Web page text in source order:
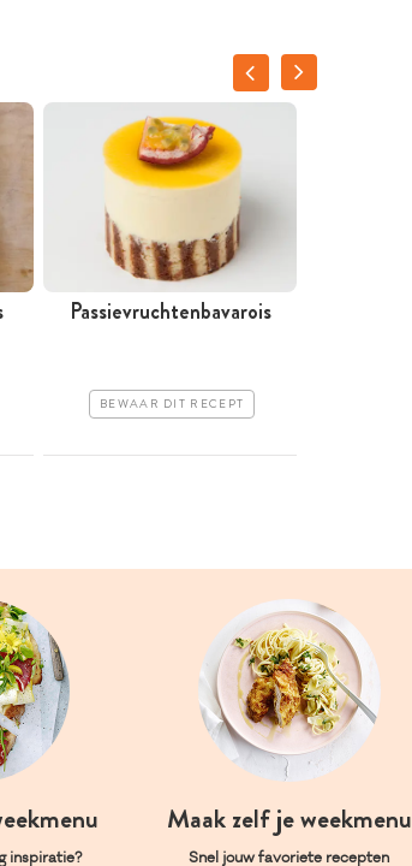
Passievruchtenbavarois
BEWAAR DIT RECEPT
inspiratie?
Maak zelf je weekmenu
Snel jouw favoriete recepten